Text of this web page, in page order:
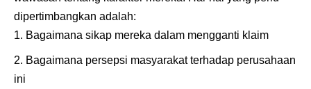
dipertimbangkan adalah:
Bagaimana sikap mereka dalam mengganti klaim
Bagaimana persepsi masyarakat terhadap perusahaan
ini